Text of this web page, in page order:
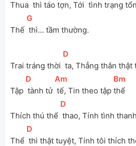
Thua thì táo tợn, Tới tình trạng
Thế
[
G
thì... tầm thường.
Trai tráng thời
[D
ta, Thẳng thắn thật
Tập
[D
tành tử
[
Am
tế, Tin theo tập
[Bm
thể
Thích thú thể
[D
thao, Tính tình
Thể
[D
thì thật tuyệt, Tính tôi thích